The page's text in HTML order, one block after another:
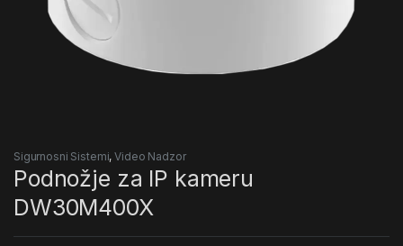
Sigurnosni Sistemi,Video Nadzor
Podnožje za IP kameru
DW30M400X